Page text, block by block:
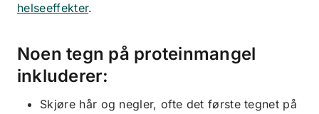
helseeffekter.
Noen tegn på proteinmangel
inkluderer:
Skjøre hår og negler, ofte det første tegnet på